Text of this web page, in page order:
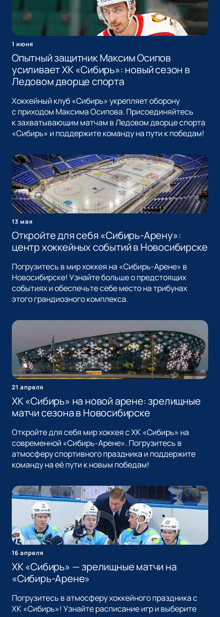
1 июня
Опытный защитник Максим Осипов
усиливает ХК «Сибирь»: новый сезон в
Ледовом дворце спорта
Хоккейный клуб «Сибирь» укрепляет оборону
с приходом Максима Осипова. Присоединяйтесь
к захватывающим матчам в Ледовом дворце спорта
«Сибирь» и поддержите команду на пути к победам!
13 мая
Откройте для себя «Сибирь-Арену»:
центр хоккейных событий в Новосибирске
Погрузитесь в мир хоккея на «Сибирь-Арене» в
Новосибирске! Узнайте больше о предстоящих
событиях и обеспечьте себе место на трибунах
этого грандиозного комплекса.
21 апреля
ХК «Сибирь» на новой арене: зрелищные
матчи сезона в Новосибирске
Откройте для себя мир хоккея с ХК «Сибирь» на
современной «Сибирь-Арене». Погрузитесь в
атмосферу спортивного праздника и поддержите
команду на её пути к новым победам!
16 апреля
ХК «Сибирь» — зрелищные матчи на
«Сибирь-Арене»
Погрузитесь в атмосферу хоккейного праздника с
ХК «Сибирь»! Узнайте расписание игр и выберите